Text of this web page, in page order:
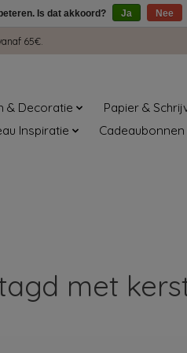
65€.
& Decoratie Papier &
Inspiratie Cadeaubonnen
met
Is dat akkoord? Ja Nee